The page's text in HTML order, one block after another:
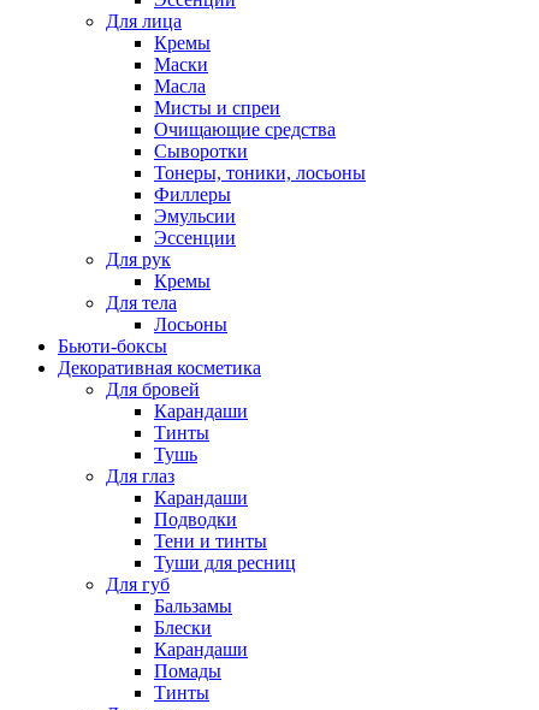
Для лица
Кремы
Маски
Масла
Мисты и спреи
Очищающие средства
Сыворотки
Тонеры, тоники, лосьоны
Филлеры
Эмульсии
Эссенции
Для рук
Кремы
Для тела
Лосьоны
Бьюти-боксы
Декоративная косметика
Для бровей
Карандаши
Тинты
Тушь
Для глаз
Карандаши
Подводки
Тени и тинты
Туши для ресниц
Для губ
Бальзамы
Блески
Карандаши
Помады
Тинты